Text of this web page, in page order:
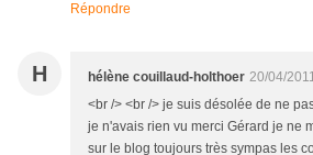
Répondre
H hélène couillaud-holthoer 20/04/
<br /> <br /> je suis désolée de ne
je n'avais rien vu merci Gérard je ne
sur le blog toujours très sympas les